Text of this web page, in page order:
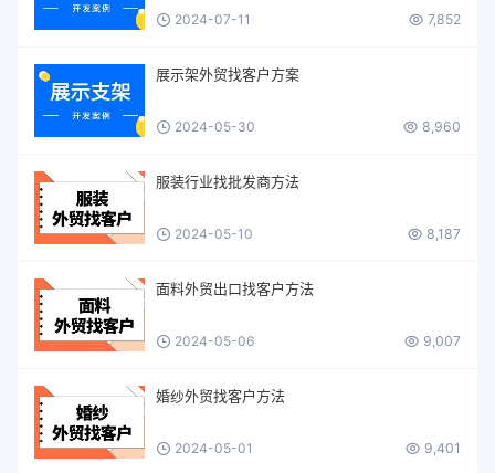
2024-07-11 7,852
展示架外贸找客户方案
2024-05-30 8,960
服装行业找批发商方法
2024-05-10 8,187
面料外贸出口找客户方法
2024-05-06 9,007
婚纱外贸找客户方法
2024-05-01 9,401